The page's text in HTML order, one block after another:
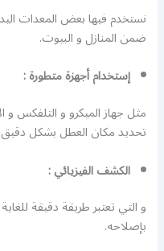
نستخدم فيها بعض المعدات
ضمن المنازل و البيوت.
إستخدام أجهزة متطورة :
مثل جهاز الميكرو و التلفكس و
تحديد مكان العطل بشكل دقيق
الكشف الفيزيائي :
و التي تعتبر طريقة دقيقة
بإصلاحه.